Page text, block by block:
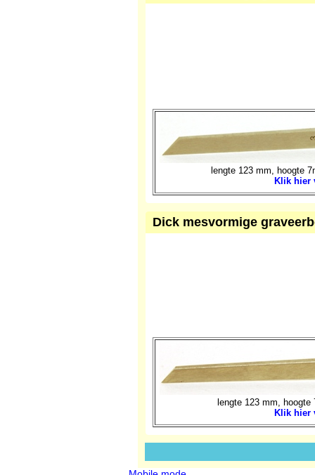
lengte 123 mm, hoogte
Klik hier
Dick mesvormige
lengte 123 mm,
Klik hier